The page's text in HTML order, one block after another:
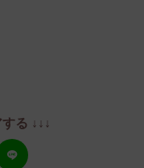
る ↓↓↓